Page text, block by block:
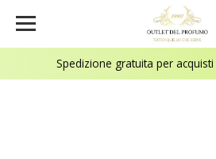
Spedizione gratuita per